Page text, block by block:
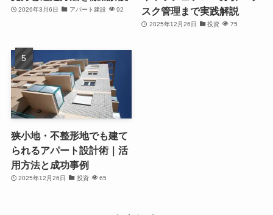
2026年3月6日 アパート建設 92
スク管理まで実践解説
2025年12月26日 投資 75
狭小地・不整形地でも建て
られるアパート設計術｜活
用方法と成功事例
2025年12月26日 投資 65